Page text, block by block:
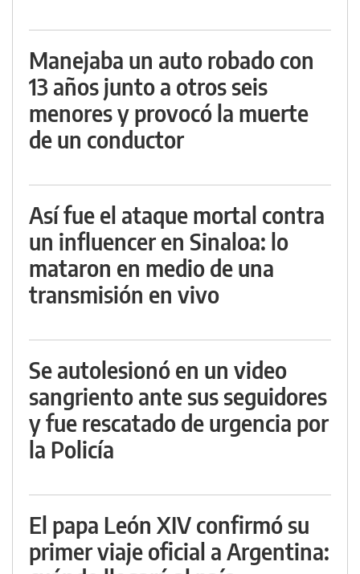
Manejaba un auto robado con
13 años junto a otros seis
menores y provocó la muerte
de un conductor
Así fue el ataque mortal contra
un influencer en Sinaloa: lo
mataron en medio de una
transmisión en vivo
Se autolesionó en un video
sangriento ante sus seguidores
y fue rescatado de urgencia por
la Policía
El papa León XIV confirmó su
primer viaje oficial a Argentina: